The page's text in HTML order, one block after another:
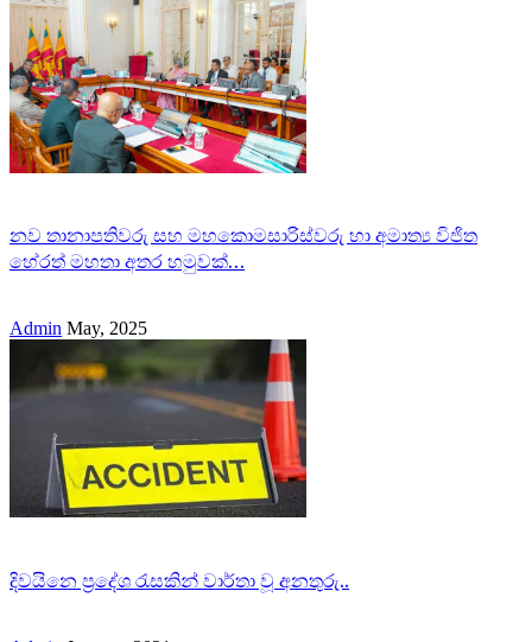
නව තානාපතිවරු සහ මහකොමසාරිස්වරු හා අමාත්‍ය විජිත
හේරත් මහතා අතර හමුවක්…
Admin May, 2025
දිවයිනෙ ප්‍රදේශ රැසකින් වාර්තා වූ අනතුරු..